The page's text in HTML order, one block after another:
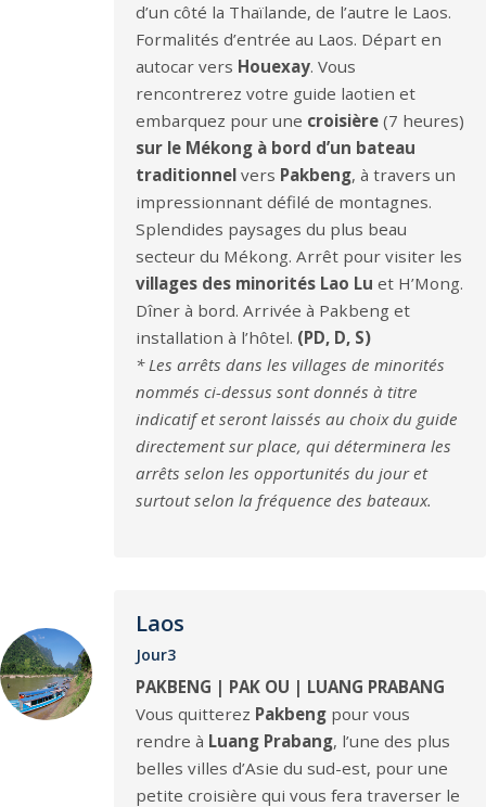
d’un côté la Thaïlande, de l’autre le Laos.
Formalités d’entrée au Laos. Départ en
autocar vers Houexay. Vous
rencontrerez votre guide laotien et
embarquez pour une croisière (7 heures)
sur le Mékong à bord d’un bateau
traditionnel vers Pakbeng, à travers un
impressionnant défilé de montagnes.
Splendides paysages du plus beau
secteur du Mékong. Arrêt pour visiter les
villages des minorités Lao Lu et H’Mong.
Dîner à bord. Arrivée à Pakbeng et
installation à l’hôtel. (PD, D, S)
* Les arrêts dans les villages de minorités
nommés ci-dessus sont donnés à titre
indicatif et seront laissés au choix du guide
directement sur place, qui déterminera les
arrêts selon les opportunités du jour et
surtout selon la fréquence des bateaux.
Laos
Jour3
PAKBENG | PAK OU | LUANG PRABANG
Vous quitterez Pakbeng pour vous
rendre à Luang Prabang, l’une des plus
belles villes d’Asie du sud-est, pour une
petite croisière qui vous fera traverser le